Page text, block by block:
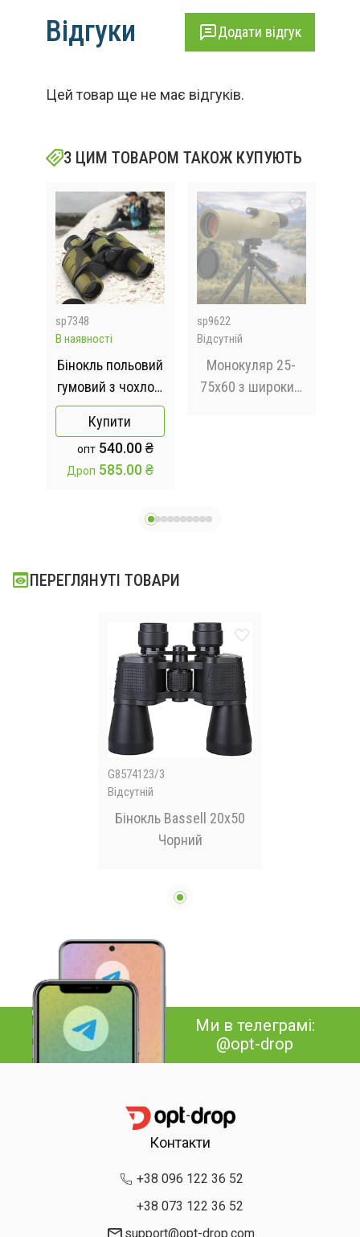
Відгуки Додати відгук
Цей товар ще не має відгуків.
З ЦИМ ТОВАРОМ ТАКОЖ КУПУЮТЬ
sp7348
В наявності
Бінокль польовий
гумовий з чохлом
8X Baigish W10
8x40
Камуфляжний
Купити
опт540.00 ₴
Дроп 585.00 ₴
sp9622
Відсутній
Монокуляр 25-
75x60 з широким
ПЕРЕГЛЯНУТІ ТОВАРИ
G8574123/3
Відсутній
Бінокль Bassell 20x50
Чорний
Ми в телеграмі:
@opt-drop
Контакти
+38 096 122 36 52
+38 073 122 36 52
support@opt-drop.com